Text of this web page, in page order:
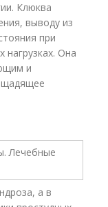
Клюква
выводу из
при
нагрузках. Она
и
щадящее
а в